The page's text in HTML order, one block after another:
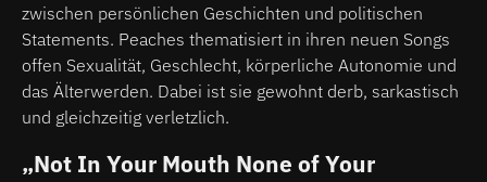
zwischen persönlichen Geschichten und politischen
Statements. Peaches thematisiert in ihren neuen Songs
offen Sexualität, Geschlecht, körperliche Autonomie und
das Älterwerden. Dabei ist sie gewohnt derb, sarkastisch
und gleichzeitig verletzlich.
„Not In Your Mouth None of Your